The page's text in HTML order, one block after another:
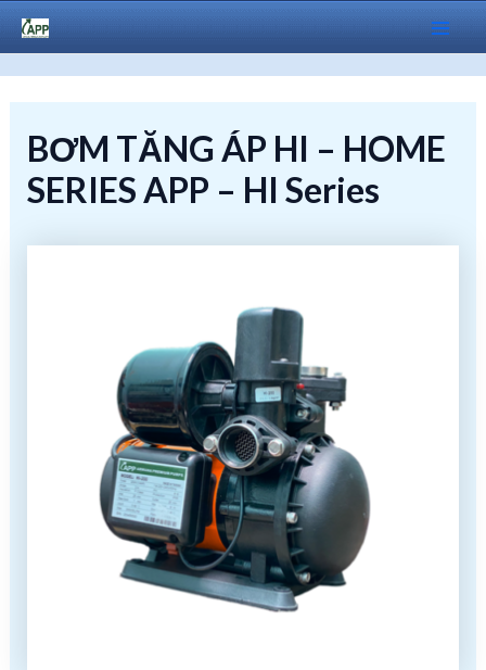
Skip
BƠM TĂNG ÁP HI – HOME
SERIES APP – HI Series